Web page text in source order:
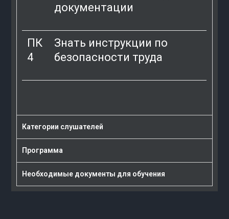
документации
ПК
4
Знать инструкции по
безопасности труда
Категории слушателей
Программа
Необходимые документы для обучения